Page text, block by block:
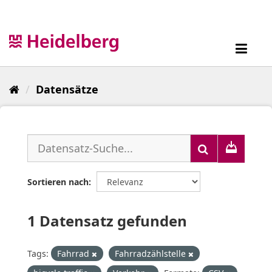
Datensätze
Sortieren nach
1 Datensatz gefunden
Tags: Fahrrad
Fahrradzählstelle